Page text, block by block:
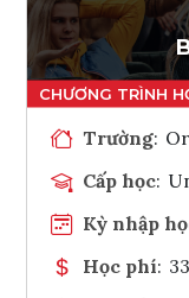
Trường:
Cấp học:
Kỳ nhập
Học phí: